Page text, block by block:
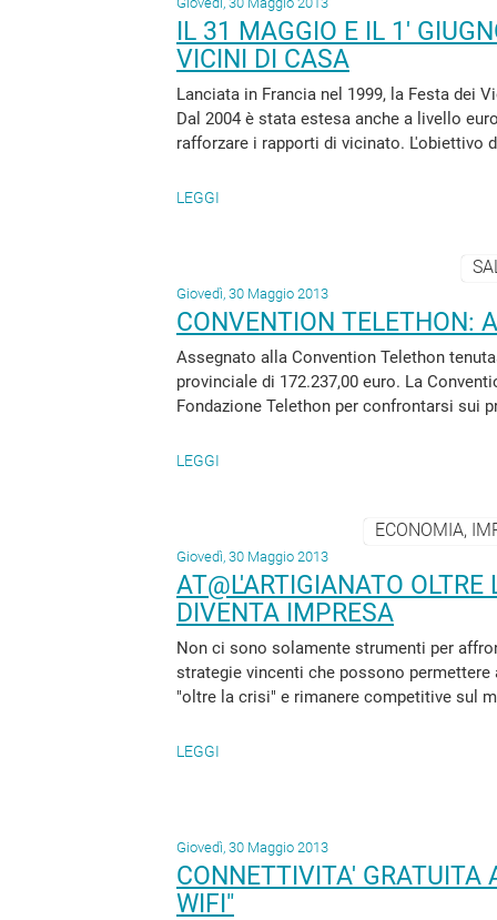
IL 31 MAGGIO E IL 1'
VICINI DI CASA
Lanciata in Francia nel 1999, la Festa dei
Dal 2004 è stata estesa anche a livello
rafforzare i rapporti di vicinato. L'obiettivo
LEGGI
Giovedì, 30 Maggio 2013
CONVENTION TELETHON:
Assegnato alla Convention Telethon
provinciale di 172.237,00 euro. La
Fondazione Telethon per confrontarsi sui
LEGGI
ECONOMIA,
Giovedì, 30 Maggio 2013
AT@L'ARTIGIANATO
DIVENTA IMPRESA
Non ci sono solamente strumenti per
strategie vincenti che possono
"oltre la crisi" e rimanere competitive sul
LEGGI
Giovedì, 30 Maggio 2013
CONNETTIVITA' GRATUITA
WIFI"